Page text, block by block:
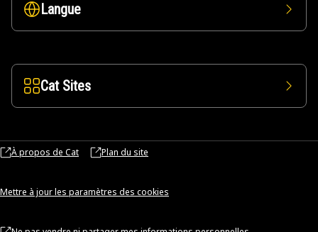
Langue
Cat Sites
À propos de Cat Plan du site
Mettre à jour les paramètres des cookies